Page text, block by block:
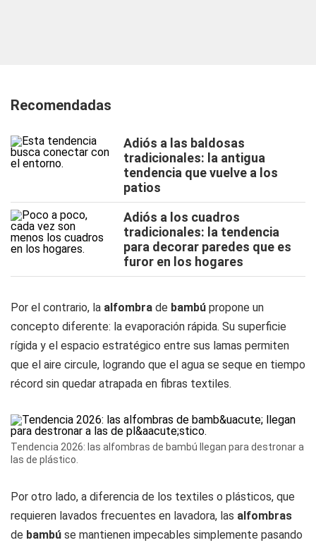
Recomendadas
Adiós a las baldosas
tradicionales: la antigua
tendencia que vuelve a los
patios
Adiós a los cuadros
tradicionales: la tendencia
para decorar paredes que es
furor en los hogares
Por el contrario, la alfombra de bambú propone un
concepto diferente: la evaporación rápida. Su superficie
rígida y el espacio estratégico entre sus lamas permiten
que el aire circule, logrando que el agua se seque en tiempo
récord sin quedar atrapada en fibras textiles.
Tendencia 2026: las alfombras de bambú llegan para destronar a
las de plástico.
Por otro lado, a diferencia de los textiles o plásticos, que
requieren lavados frecuentes en lavadora, las alfombras
de bambú se mantienen impecables simplemente pasando